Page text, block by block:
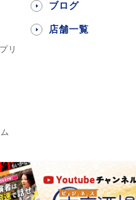
リ
ブログ
店舗一覧